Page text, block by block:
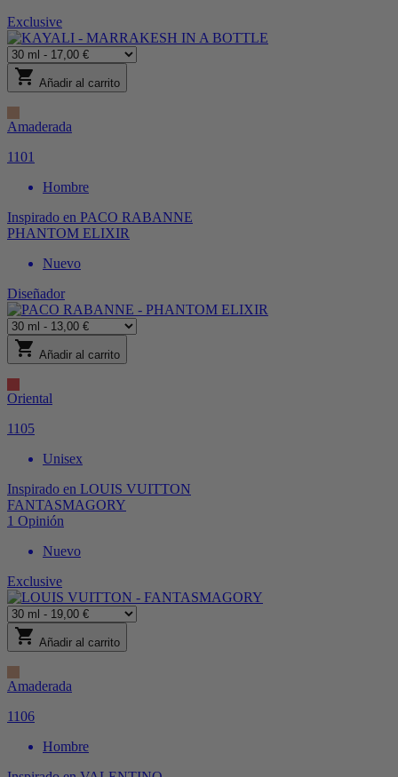
Exclusive
shopping_cart Añadir al carrito
Amaderada
1101
Hombre
Inspirado en PACO RABANNE
PHANTOM ELIXIR
Nuevo
Diseñador
shopping_cart Añadir al carrito
Oriental
1105
Unisex
Inspirado en LOUIS VUITTON
FANTASMAGORY
1 Opinión
Nuevo
Exclusive
shopping_cart Añadir al carrito
Amaderada
1106
Hombre